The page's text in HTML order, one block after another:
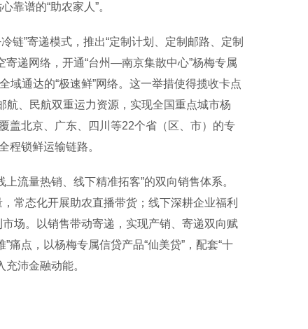
靠谱的“助农家人”。
”寄递模式，推出“定制计划、定制邮路、定制
递网络，开通“台州—南京集散中心”杨梅专属
通达的“极速鲜”网络。这一举措使得揽收卡点
、民航双重运力资源，实现全国重点城市杨
盖北京、广东、四川等22个省（区、市）的专
程锁鲜运输链路。
量热销、线下精准拓客”的双向销售体系。
常态化开展助农直播带货；线下深耕企业福利
场。以销售带动寄递，实现产销、寄递双向赋
点，以杨梅专属信贷产品“仙美贷”，配套“十
沛金融动能。